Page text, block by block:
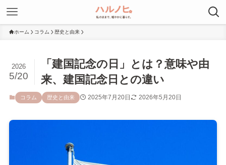
ホーム コラム 歴史と由来
「建国記念の日」とは？意味や由
来、建国記念日との違い
2026
5/20
コラム 歴史と由来 2025年7月20日 2026年5月20日